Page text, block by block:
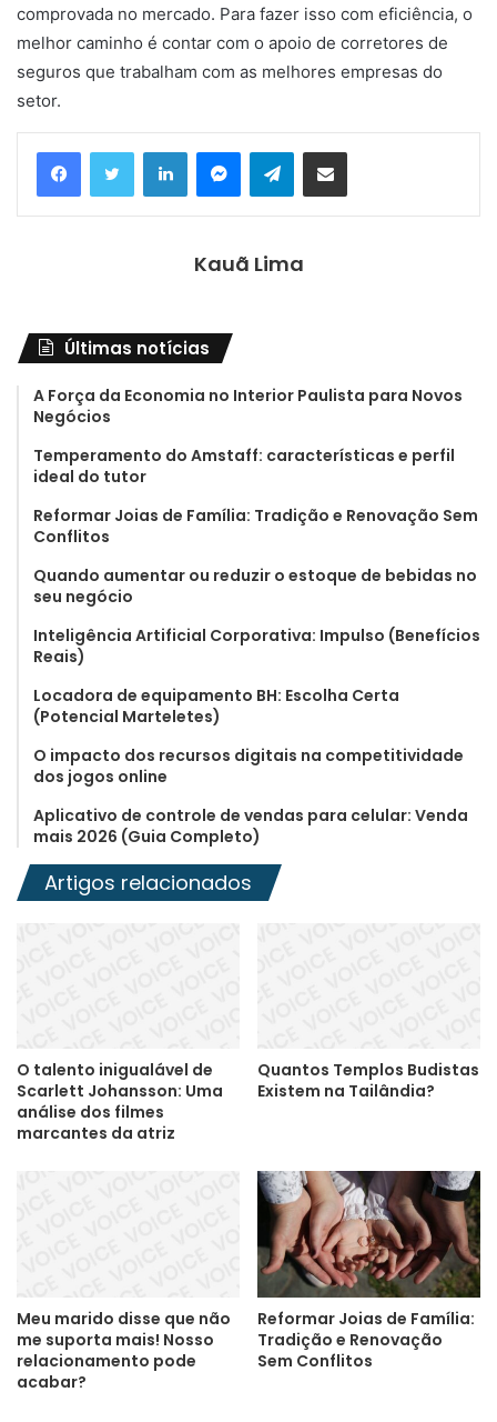
comprovada no mercado. Para fazer isso com eficiência, o
melhor caminho é contar com o apoio de corretores de
seguros que trabalham com as melhores empresas do
setor.
LinkedinMessengerTelegramCompartilhar via e-mail
Kauã Lima
Últimas notícias
A Força da Economia no Interior Paulista para Novos
Negócios
Temperamento do Amstaff: características e perfil
ideal do tutor
Reformar Joias de Família: Tradição e Renovação Sem
Conflitos
Quando aumentar ou reduzir o estoque de bebidas no
seu negócio
Inteligência Artificial Corporativa: Impulso (Benefícios
Reais)
Locadora de equipamento BH: Escolha Certa
(Potencial Marteletes)
O impacto dos recursos digitais na competitividade
dos jogos online
Aplicativo de controle de vendas para celular: Venda
mais 2026 (Guia Completo)
Artigos relacionados
O talento inigualável de
Scarlett Johansson: Uma
análise dos filmes
marcantes da atriz
Quantos Templos Budistas
Existem na Tailândia?
Meu marido disse que não
me suporta mais! Nosso
relacionamento pode
acabar?
Reformar Joias de Família:
Tradição e Renovação
Sem Conflitos